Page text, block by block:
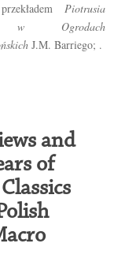
Piotrusia
w Ogrodach
J.M. Barriego; .
and
of